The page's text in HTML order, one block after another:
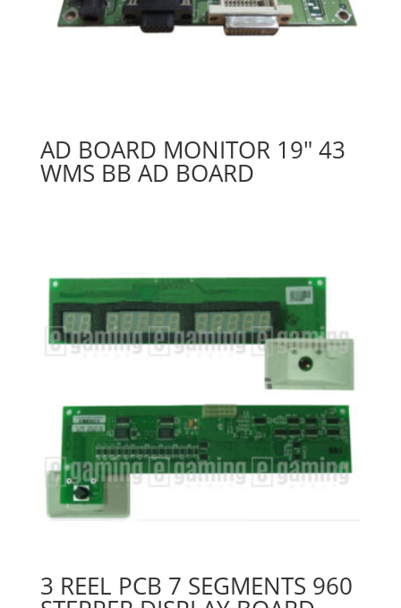
AD BOARD MONITOR 19″ 43
WMS BB AD BOARD
3 REEL PCB 7 SEGMENTS 960